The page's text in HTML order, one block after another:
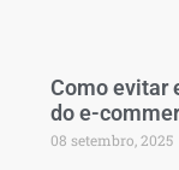
Como evitar
do e-
08 setembro, 2025